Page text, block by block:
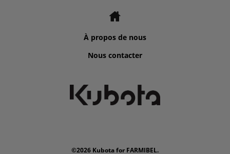
À propos de nous
Nous contacter
©2026 Kubota for FARMIBEL.